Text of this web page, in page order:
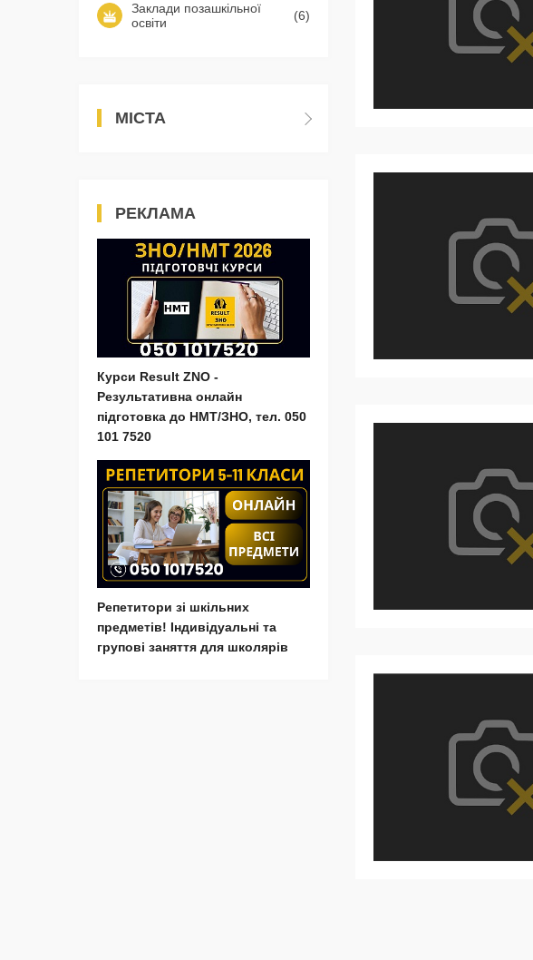
Заклади позашкільної
освіти
(6)
МІСТА
РЕКЛАМА
Курси Result ZNO -
Результативна онлайн
підготовка до НМТ/ЗНО, тел. 050
101 7520
Репетитори зі шкільних
предметів! Індивідуальні та
групові заняття для школярів